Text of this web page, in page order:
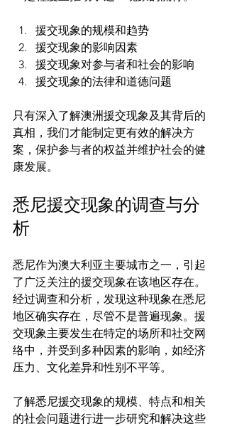
援交现象的规模和趋势
援交现象的影响因素
援交现象对参与者和社会的影响
援交现象的法律和道德问题
只有深入了解澳洲援交现象及其背后的
真相，我们才能制定更有效的解决方
案，保护参与者的权益并维护社会的健
悉尼援交现象的调查与分
析
悉尼作为澳大利亚主要城市之一，引起
了广泛关注的援交现象在该地区存在。
经过调查和分析，发现这种现象在悉尼
地区确实存在，尽管不是普遍现象。援
交现象主要发生在特定的场所和社交网
络中，并受到多种因素的影响，如经济
压力、文化差异和性别不平等。
了解悉尼援交现象的规模、特点和相关
的社会问题进行进一步研究和解决这些